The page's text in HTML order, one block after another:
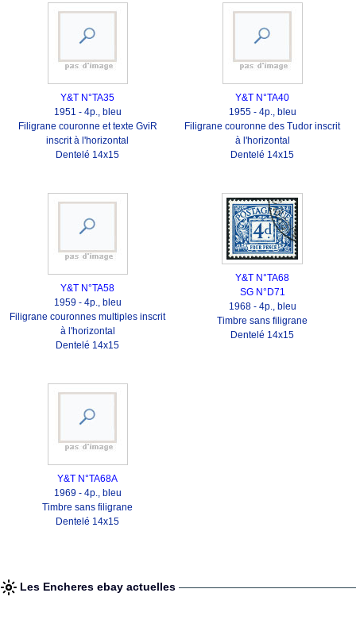
Y&T N°TA35
1951 - 4p., bleu
Filigrane couronne et texte GviR
inscrit à l'horizontal
Dentelé 14x15
Y&T N°TA40
1955 - 4p., bleu
Filigrane couronne des Tudor inscrit
à l'horizontal
Dentelé 14x15
Y&T N°TA58
1959 - 4p., bleu
Filigrane couronnes multiples inscrit
à l'horizontal
Dentelé 14x15
Y&T N°TA68
SG N°D71
1968 - 4p., bleu
Timbre sans filigrane
Dentelé 14x15
Y&T N°TA68A
1969 - 4p., bleu
Timbre sans filigrane
Dentelé 14x15
Les Encheres ebay actuelles